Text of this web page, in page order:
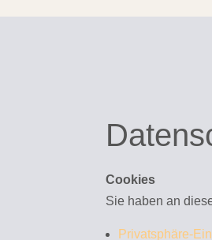
Cookies
Sie haben an
Privatsphäre-